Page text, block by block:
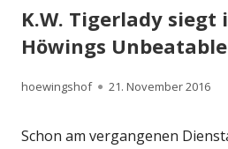
K.W. Tigerlady siegt
Höwings
Autor
hoewingshof
Veröffentlicht
21. November 2016
Schon am vergangenen